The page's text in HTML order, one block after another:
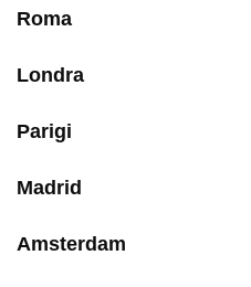
Roma
Londra
Parigi
Madrid
Amsterdam